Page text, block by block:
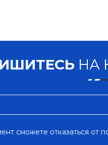
НА
сможете отказаться от